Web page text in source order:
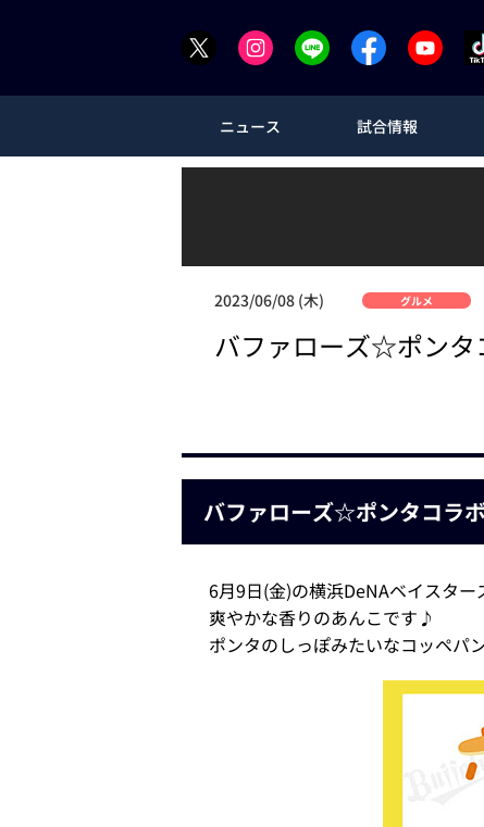
ニュース 試合情報
2023/06/08 (木) グルメ
バファローズ☆ポンタ
バファローズ☆ポンタコラ
6月9日(金)の横浜DeNAベイスタ
爽やかな香りのあんこです♪
ポンタのしっぽみたいなコッペパ